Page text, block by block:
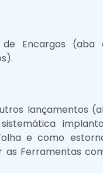
Encargos (aba
lançamentos
e como
as Ferramentas